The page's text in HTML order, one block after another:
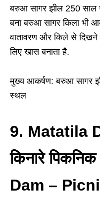
बरुआ सागर झील 250 साल
बना बरुआ सागर किला भी
वातावरण और किले से दिखने
लिए खास बनाता है.
मुख्य आकर्षण: बरुआ सागर
स्थल
9. Matatila
किनारे
Dam –